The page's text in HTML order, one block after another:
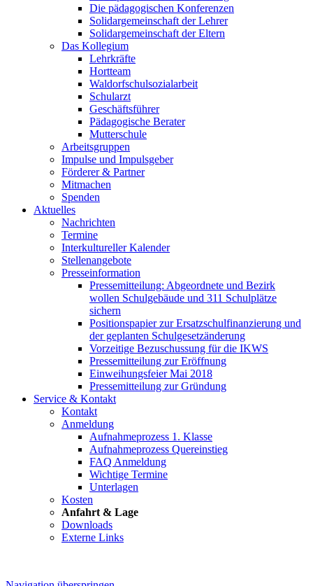
Die pädagogischen Konferenzen
Solidargemeinschaft der Lehrer
Solidargemeinschaft der Eltern
Das Kollegium
Lehrkräfte
Hortteam
Waldorfschulsozialarbeit
Schularzt
Geschäftsführer
Pädagogische Berater
Mutterschule
Arbeitsgruppen
Impulse und Impulsgeber
Förderer & Partner
Mitmachen
Spenden
Aktuelles
Nachrichten
Termine
Interkultureller Kalender
Stellenangebote
Presseinformation
Pressemitteilung: Abgeordnete und Bezirk
wollen Schulgebäude und 311 Schulplätze
sichern
Positionspapier zur Ersatzschulfinanzierung und
der geplanten Schulgesetzänderung
Vorzeitige Bezuschussung für die IKWS
Pressemitteilung zur Eröffnung
Einweihungsfeier Mai 2018
Pressemitteilung zur Gründung
Service & Kontakt
Kontakt
Anmeldung
Aufnahmeprozess 1. Klasse
Aufnahmeprozess Quereinstieg
FAQ Anmeldung
Wichtige Termine
Unterlagen
Kosten
Anfahrt & Lage
Downloads
Externe Links